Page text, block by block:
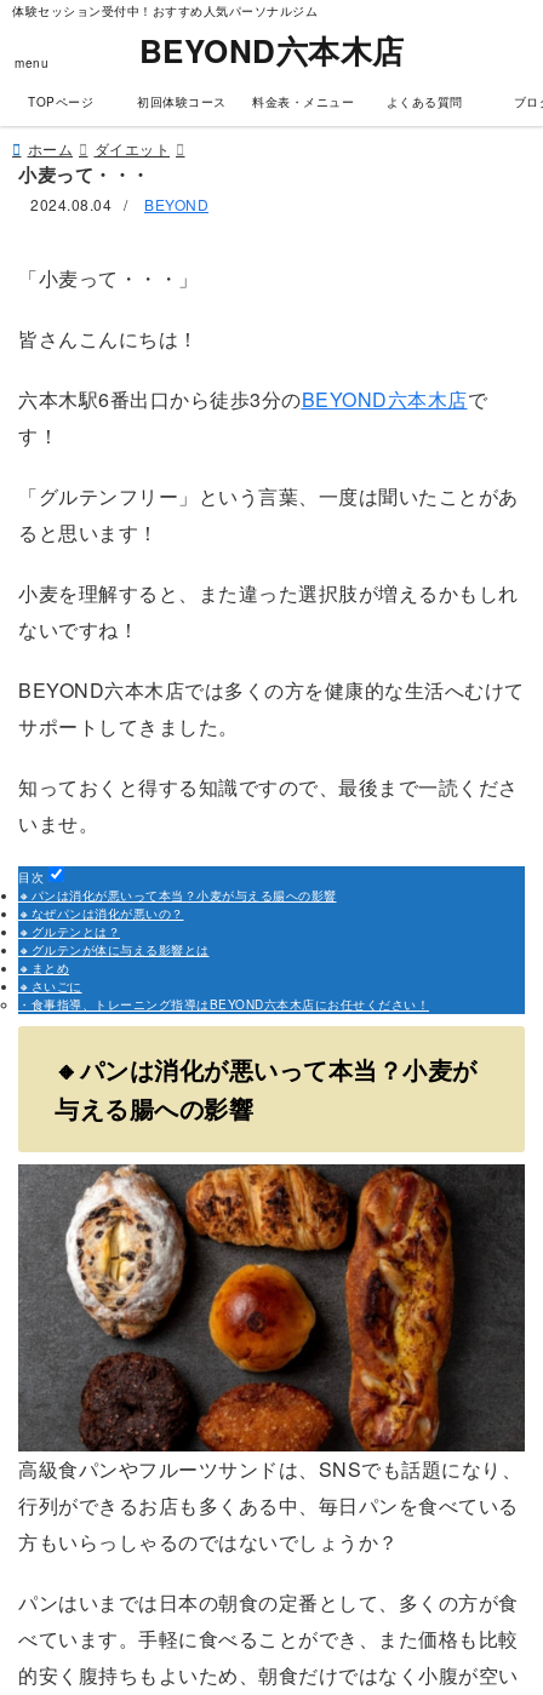
体験セッション受付中！おすすめ人気パーソナルジム
menu BEYOND六本木店
TOPページ 初回体験コース 料金表・メニュー よくある質問 ブロ
ホーム ダイエット
小麦って・・・
2024.08.04 / BEYOND
「小麦って・・・」
皆さんこんにちは！
六本木駅6番出口から徒歩3分のBEYOND六本木店で
す！
「グルテンフリー」という言葉、一度は聞いたことがあ
ると思います！
小麦を理解すると、また違った選択肢が増えるかもしれ
ないですね！
BEYOND六本木店では多くの方を健康的な生活へむけて
サポートしてきました。
知っておくと得する知識ですので、最後まで一読くださ
いませ。
目次
🔸パンは消化が悪いって本当？小麦が与える腸への影響
🔸なぜパンは消化が悪いの？
🔸グルテンとは？
🔸グルテンが体に与える影響とは
🔸まとめ
🔸さいごに
・食事指導、トレーニング指導はBEYOND六本木店にお任せください！
🔸パンは消化が悪いって本当？小麦が
与える腸への影響
高級食パンやフルーツサンドは、SNSでも話題になり、
行列ができるお店も多くある中、毎日パンを食べている
方もいらっしゃるのではないでしょうか？
パンはいまでは日本の朝食の定番として、多くの方が食
べています。手軽に食べることができ、また価格も比較
的安く腹持ちもよいため、朝食だけではなく小腹が空い